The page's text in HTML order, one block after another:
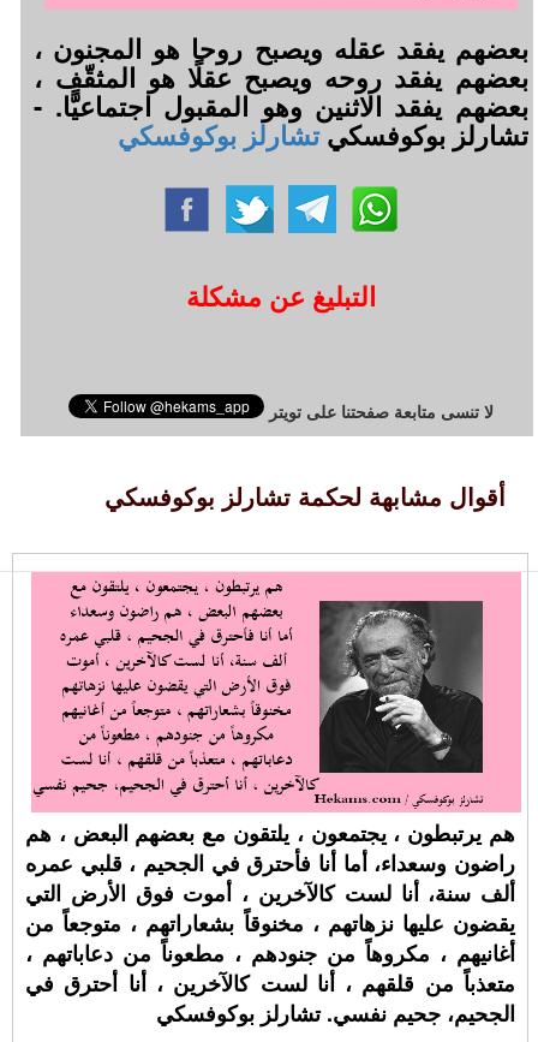
بعضهم يفقد عقله ويصبح روحا هو المجنون ،
بعضهم يفقد روحه ويصبح عقلًا هو المثقّف ،
بعضهم يفقد الاثنين وهو المقبول اجتماعيًّا. -
تشارلز بوكوفسكيتشارلز بوكوفسكي
التبليغ عن مشكلة
لا تنسى متابعة صفحتنا على تويتر
أقوال مشابهة لحكمة تشارلز بوكوفسكي
هم يرتبطون ، يجتمعون ، يلتقون مع بعضهم البعض ، هم
راضون وسعداء، أما أنا فأحترق في الجحيم ، قلبي عمره
ألف سنة، أنا لست كالآخرين ، أموت فوق الأرض التي
يقضون عليها نزهاتهم ، مخنوقاً بشعاراتهم ، متوجعاً من
أغانيهم ، مكروهاً من جنودهم ، مطعوناً من دعاباتهم ،
متعذباً من قلقهم ، أنا لست كالآخرين ، أنا أحترق في
الجحيم، جحيم نفسي. تشارلز بوكوفسكي